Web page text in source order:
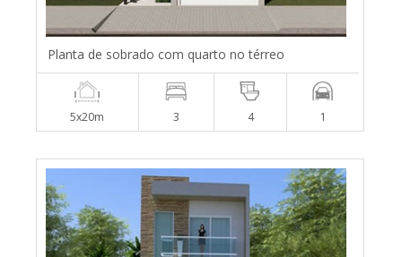
Planta de sobrado com quarto no térreo
5x20m 3 4 1